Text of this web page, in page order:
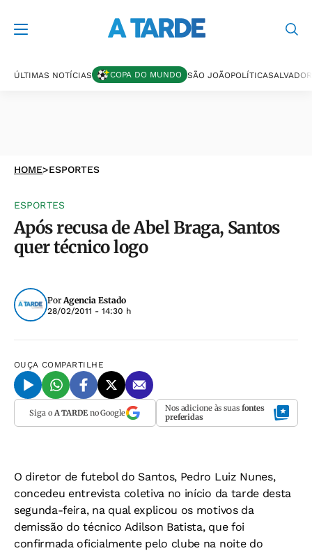
ÚLTIMAS NOTÍCIAS COPA DO MUNDO SÃO JOÃOPOLÍTICASALVADOR
HOME>ESPORTES
ESPORTES
Após recusa de Abel Braga, Santos
quer técnico logo
PorAgencia Estado
28/02/2011 - 14:30 h
OUÇA COMPARTILHE
Siga o A TARDEno Google Nos adicione às suas fontes
preferidas
O diretor de futebol do Santos, Pedro Luiz Nunes,
concedeu entrevista coletiva no início da tarde desta
segunda-feira, na qual explicou os motivos da
demissão do técnico Adilson Batista, que foi
confirmada oficialmente pelo clube na noite do